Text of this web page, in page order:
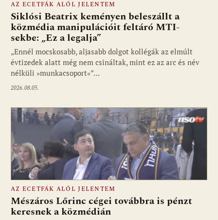
Fotó: media1.hu
AZ ECETFÁK ALÓL JELENTEM
Siklósi Beatrix keményen beleszállt a
közmédia manipulációit feltáró MTI-
sekbe: „Ez a legalja”
„Ennél mocskosabb, aljasabb dolgot kollégák az elmúlt
évtizedek alatt még nem csináltak, mint ez az arc és név
nélküli »munkacsoport«”…
2026.08.05.
AZ ECETFÁK ALÓL JELENTEM
Mészáros Lőrinc cégei továbbra is pénzt
keresnek a közmédián